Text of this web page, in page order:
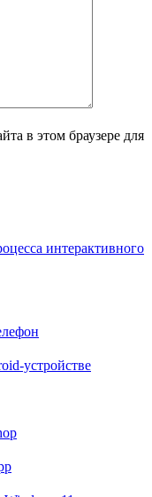
в этом браузере для
интерактивного
устройстве